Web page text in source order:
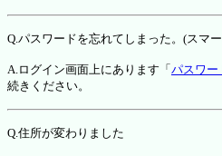
Q.パスワードを忘れてしまった。(スマ
A.ログイン画面上にあります「 パスワー
続きください。
Q.住所が変わりました